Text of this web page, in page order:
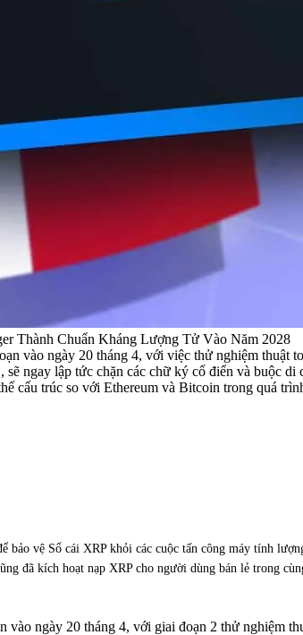
Thành Chuẩn Kháng Lượng Tử Vào Năm 2028
vào ngày 20 tháng 4, với việc thử nghiệm
ngay lập tức chặn các chữ ký cổ điển và buộc
cấu trúc so với Ethereum và Bitcoin trong quá
bảo vệ Sổ cái XRP khỏi các cuộc tấn công máy tính
đã kích hoạt nạp XRP cho người dùng bán lẻ trong
ngày 20 tháng 4, với giai đoạn 2 thử nghiệm